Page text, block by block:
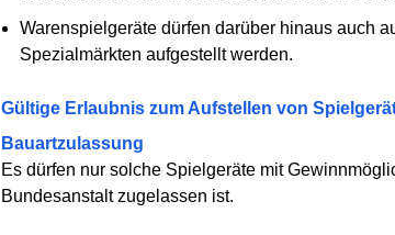
Warenspielgeräte dürfen darüber hinaus auch
Spezialmärkten aufgestellt werden.
Gültige Erlaubnis zum Aufstellen von
Bauartzulassung
Es dürfen nur solche Spielgeräte mit
Bundesanstalt zugelassen ist.